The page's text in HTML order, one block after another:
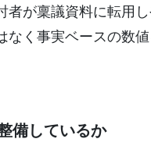
者が稟議資料に転用
なく事実ベースの数
備しているか